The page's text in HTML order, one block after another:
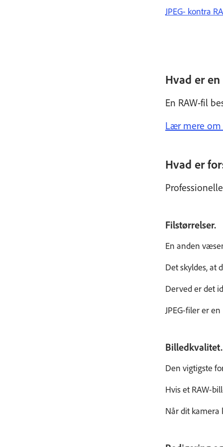
JPEG- kontra
Hvad er en
En RAW-fil
Lær mere om
Hvad er
Filstørrelser.
En anden
Det skyldes, at
Derved er det
JPEG-filer er
Billedkvalitet.
Den vigtigste
Hvis et RAW-
Når dit kamera